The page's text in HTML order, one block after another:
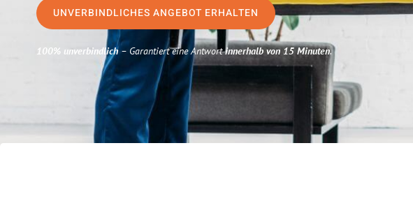
UNVERBINDLICHES ANGEBOT ERHALTEN
100% unverbindlich– Garantiert eine Antwortinnerhalb von 15 Minuten.